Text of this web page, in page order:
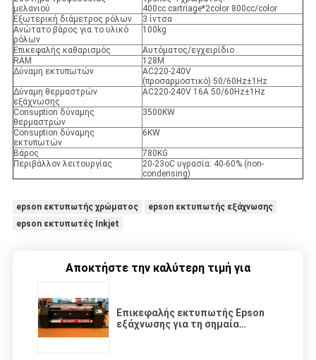
μελανιού
400cc cartriage*2color 800cc/color
Εξωτερική διάμετρος ρόλων
3 ίντσα
Ανώτατο βάρος για το υλικό
ρόλων
100kg
Επικεφαλής καθαρισμός
Αυτόματος/εγχειρίδιο
RAM
128M
Δύναμη εκτυπωτών
AC220-240V
(προσαρμοστικό) 50/60Hz±1Hz
Δύναμη θερμαστρών
εξάχνωσης
AC220-240V 16A 50/60Hz±1Hz
Consuption δύναμης
θερμαστρών
3500KW
Consuption δύναμης
εκτυπωτών
6KW
Βάρος
780KG
Περιβάλλον λειτουργίας
20-23oC υγρασία: 40-60% (non-
condensing)
epson εκτυπωτής χρώματος
epson εκτυπωτής εξάχνωσης
epson εκτυπωτές Inkjet
Αποκτήστε την καλύτερη τιμή για
Επικεφαλής εκτυπωτής Epson
εξάχνωσης για τη σημαία